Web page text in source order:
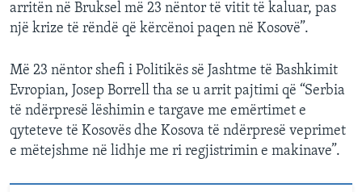
arritën në Bruksel më 23 nëntor të vitit të kaluar, pas
një krize të rëndë që kërcënoi paqen në Kosovë”.
Më 23 nëntor shefi i Politikës së Jashtme të Bashkimit
Evropian, Josep Borrell tha se u arrit pajtimi që “Serbia
të ndërpresë lëshimin e targave me emërtimet e
qyteteve të Kosovës dhe Kosova të ndërpresë veprimet
e mëtejshme në lidhje me ri regjistrimin e makinave”.